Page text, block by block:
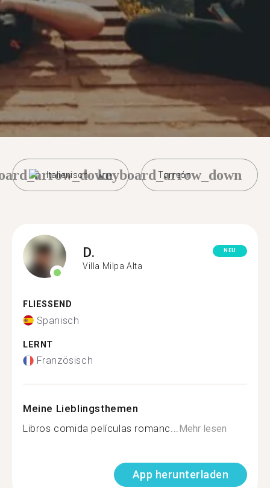
Italienisch Torreón
keyboard_arrow_down
D.
Villa Milpa Alta
NEU
FLIESSEND
Spanisch
LERNT
Französisch
Meine Lieblingsthemen
Libros comida películas romanc...Mehr lesen
App herunterladen